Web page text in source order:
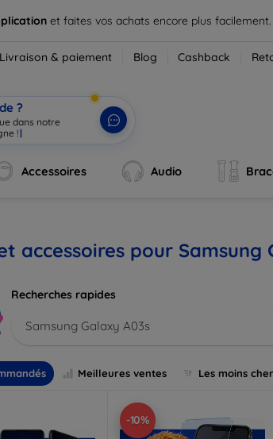
et faites vos achats encore plus facilement.
Livraison & paiement Blog Cashback
?
dans notre
Accessoires Audio
accessoires pour Samsung
Recherches rapides
Samsung Galaxy A03s
Meilleures ventes Les moins
-10%